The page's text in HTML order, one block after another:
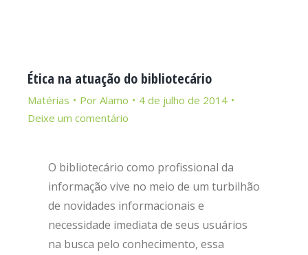
Ética na atuação do bibliotecário
Matérias Por Alamo
4 de julho de 2014
Deixe um comentário
O bibliotecário como profissional da
informação vive no meio de um turbilhão
de novidades informacionais e
necessidade imediata de seus usuários
na busca pelo conhecimento, essa